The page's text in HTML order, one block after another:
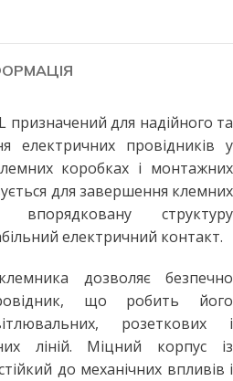
призначений для надійного та
електричних провідників у
коробках і монтажних
для завершення клемних
впорядковану структуру
електричний контакт.
дозволяє безпечно
що робить його
розеткових і
ліній. Міцний корпус із
до механічних впливів і